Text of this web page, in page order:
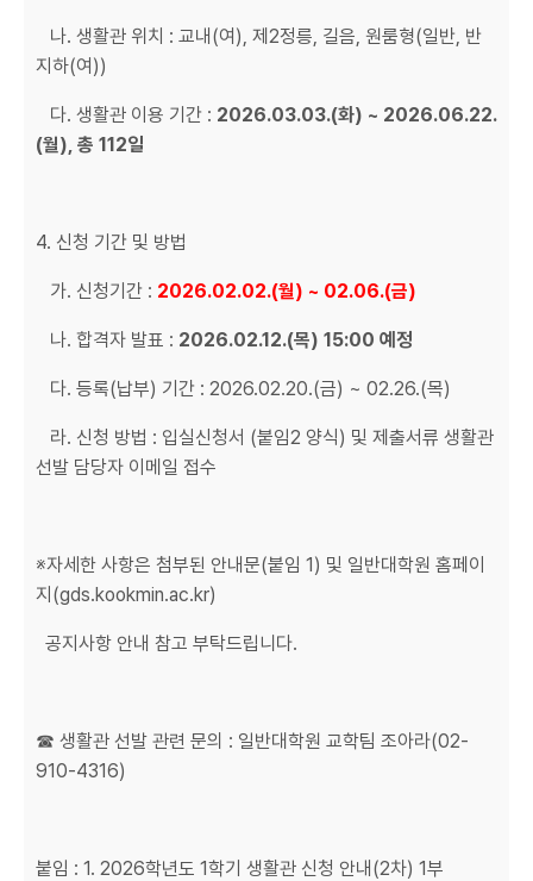
나. 생활관 위치 : 교내(여), 제2정릉, 길음, 원룸형(일반, 반
지하(여))
다. 생활관 이용 기간 : 2026.03.03.(화) ~ 2026.06.22.
(월), 총 112일
4. 신청 기간 및 방법
가. 신청기간 : 2026.02.02.(월) ~ 02.06.(금)
나. 합격자 발표 : 2026.02.12.(목) 15:00 예정
다. 등록(납부) 기간 : 2026.02.20.(금) ~ 02.26.(목)
라. 신청 방법 : 입실신청서 (붙임2 양식) 및 제출서류 생활관
선발 담당자 이메일 접수
※자세한 사항은 첨부된 안내문(붙임 1) 및 일반대학원 홈페이
지(gds.kookmin.ac.kr)
공지사항 안내 참고 부탁드립니다.
☎ 생활관 선발 관련 문의 : 일반대학원 교학팀 조아라(02-
910-4316)
붙임 : 1. 2026학년도 1학기 생활관 신청 안내(2차) 1부